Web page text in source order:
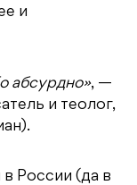
и
абсурдно», —
и теолог,
России (да в